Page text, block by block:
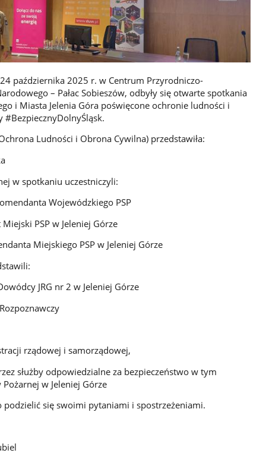
października 2025 r. w Centrum Przyrodniczo-
– Pałac Sobieszów, odbyły się otwarte spotkania
i Miasta Jelenia Góra poświęcone ochronie ludności i
Ludności i Obrona Cywilna) przedstawiła:
w spotkaniu uczestniczyli:
Wojewódzkiego PSP
PSP w Jeleniej Górze
Miejskiego PSP w Jeleniej Górze
JRG nr 2 w Jeleniej Górze
rządowej i samorządowej,
służby odpowiedzialne za bezpieczeństwo w tym
w Jeleniej Górze
podzielić się swoimi pytaniami i spostrzeżeniami.